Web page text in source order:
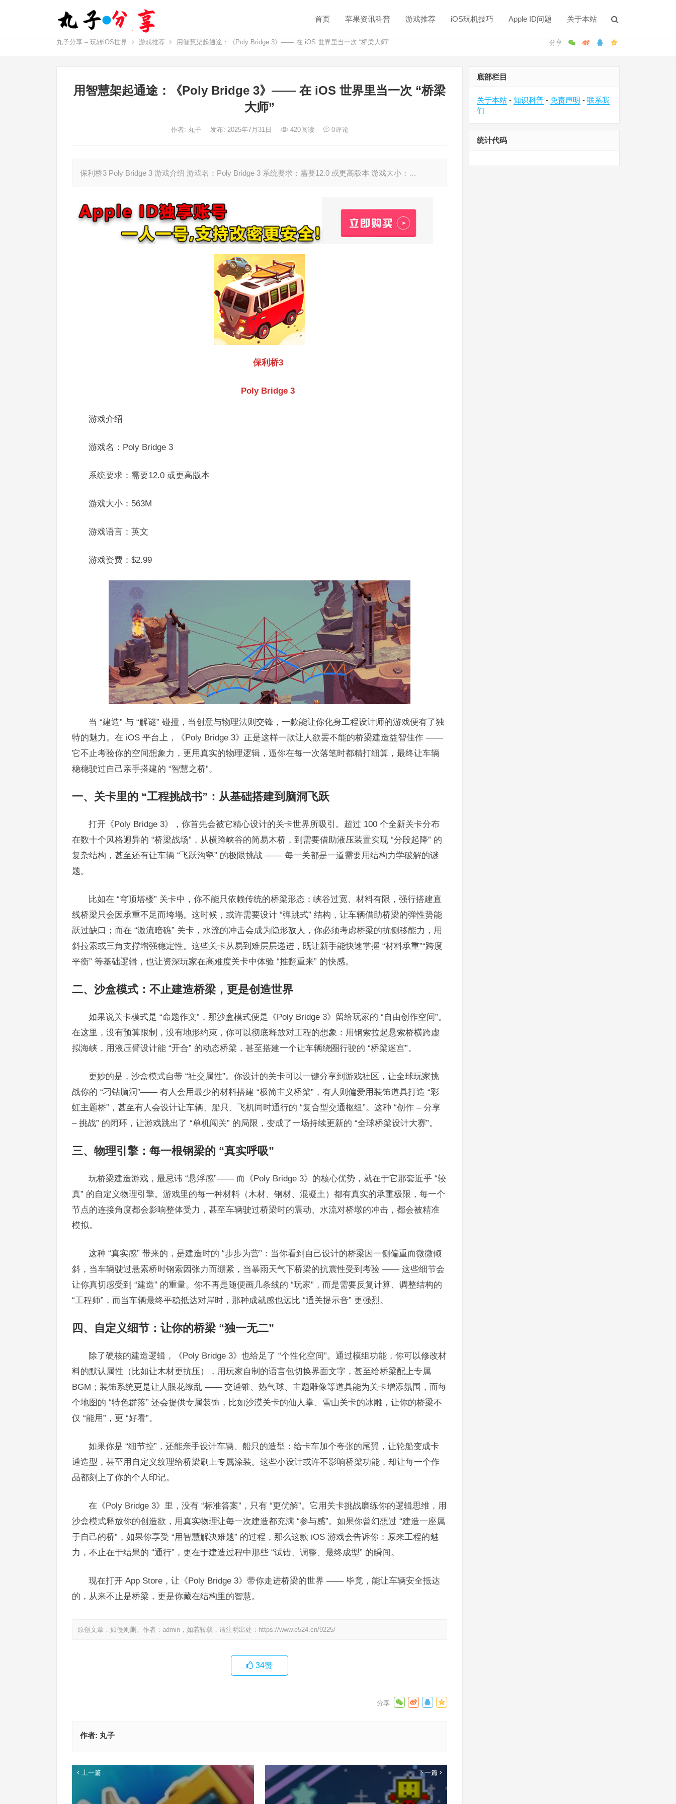
首页 苹果资讯科普 游戏推荐 iOS玩机技巧 Apple ID问题 关于本站
丸子分享 – 玩转iOS世界 游戏推荐 用智慧架起通途：《Poly Bridge 3》—— 在 iOS 世界里当一次 “桥梁大师”
用智慧架起通途：《Poly Bridge 3》—— 在 iOS 世界里当一次 “桥梁
大师”
作者: 丸子 发布: 2025年7月31日 420阅读 0评论
保利桥3 Poly Bridge 3 游戏介绍 游戏名：Poly Bridge 3 系统要求：需要12.0 或更高版本 游戏大小：…
保利桥3
Poly Bridge 3
游戏介绍
游戏名：Poly Bridge 3
系统要求：需要12.0 或更高版本
游戏大小：563M
游戏语言：英文
游戏资费：$2.99
当 “建造” 与 “解谜” 碰撞，当创意与物理法则交锋，一款能让你化身工程设计师的游戏便有了独
特的魅力。在 iOS 平台上，《Poly Bridge 3》正是这样一款让人欲罢不能的桥梁建造益智佳作 ——
它不止考验你的空间想象力，更用真实的物理逻辑，逼你在每一次落笔时都精打细算，最终让车辆
稳稳驶过自己亲手搭建的 “智慧之桥”。
一、关卡里的 “工程挑战书”：从基础搭建到脑洞飞跃
打开《Poly Bridge 3》，你首先会被它精心设计的关卡世界所吸引。超过 100 个全新关卡分布
在数十个风格迥异的 “桥梁战场”，从横跨峡谷的简易木桥，到需要借助液压装置实现 “分段起降” 的
复杂结构，甚至还有让车辆 “飞跃沟壑” 的极限挑战 —— 每一关都是一道需要用结构力学破解的谜
题。
比如在 “穹顶塔楼” 关卡中，你不能只依赖传统的桥梁形态：峡谷过宽、材料有限，强行搭建直
线桥梁只会因承重不足而垮塌。这时候，或许需要设计 “弹跳式” 结构，让车辆借助桥梁的弹性势能
跃过缺口；而在 “激流暗礁” 关卡，水流的冲击会成为隐形敌人，你必须考虑桥梁的抗侧移能力，用
斜拉索或三角支撑增强稳定性。这些关卡从易到难层层递进，既让新手能快速掌握 “材料承重”“跨度
平衡” 等基础逻辑，也让资深玩家在高难度关卡中体验 “推翻重来” 的快感。
二、沙盒模式：不止建造桥梁，更是创造世界
如果说关卡模式是 “命题作文”，那沙盒模式便是《Poly Bridge 3》留给玩家的 “自由创作空间”。
在这里，没有预算限制，没有地形约束，你可以彻底释放对工程的想象：用钢索拉起悬索桥横跨虚
拟海峡，用液压臂设计能 “开合” 的动态桥梁，甚至搭建一个让车辆绕圈行驶的 “桥梁迷宫”。
更妙的是，沙盒模式自带 “社交属性”。你设计的关卡可以一键分享到游戏社区，让全球玩家挑
战你的 “刁钻脑洞”—— 有人会用最少的材料搭建 “极简主义桥梁”，有人则偏爱用装饰道具打造 “彩
虹主题桥”，甚至有人会设计让车辆、船只、飞机同时通行的 “复合型交通枢纽”。这种 “创作 – 分享
– 挑战” 的闭环，让游戏跳出了 “单机闯关” 的局限，变成了一场持续更新的 “全球桥梁设计大赛”。
三、物理引擎：每一根钢梁的 “真实呼吸”
玩桥梁建造游戏，最忌讳 “悬浮感”—— 而《Poly Bridge 3》的核心优势，就在于它那套近乎 “较
真” 的自定义物理引擎。游戏里的每一种材料（木材、钢材、混凝土）都有真实的承重极限，每一个
节点的连接角度都会影响整体受力，甚至车辆驶过桥梁时的震动、水流对桥墩的冲击，都会被精准
模拟。
这种 “真实感” 带来的，是建造时的 “步步为营”：当你看到自己设计的桥梁因一侧偏重而微微倾
斜，当车辆驶过悬索桥时钢索因张力而绷紧，当暴雨天气下桥梁的抗震性受到考验 —— 这些细节会
让你真切感受到 “建造” 的重量。你不再是随便画几条线的 “玩家”，而是需要反复计算、调整结构的
“工程师”，而当车辆最终平稳抵达对岸时，那种成就感也远比 “通关提示音” 更强烈。
四、自定义细节：让你的桥梁 “独一无二”
除了硬核的建造逻辑，《Poly Bridge 3》也给足了 “个性化空间”。通过模组功能，你可以修改材
料的默认属性（比如让木材更抗压），用玩家自制的语言包切换界面文字，甚至给桥梁配上专属
BGM；装饰系统更是让人眼花缭乱 —— 交通锥、热气球、主题雕像等道具能为关卡增添氛围，而每
个地图的 “特色群落” 还会提供专属装饰，比如沙漠关卡的仙人掌、雪山关卡的冰雕，让你的桥梁不
仅 “能用”，更 “好看”。
如果你是 “细节控”，还能亲手设计车辆、船只的造型：给卡车加个夸张的尾翼，让轮船变成卡
通造型，甚至用自定义纹理给桥梁刷上专属涂装。这些小设计或许不影响桥梁功能，却让每一个作
品都刻上了你的个人印记。
在《Poly Bridge 3》里，没有 “标准答案”，只有 “更优解”。它用关卡挑战磨练你的逻辑思维，用
沙盒模式释放你的创造欲，用真实物理让每一次建造都充满 “参与感”。如果你曾幻想过 “建造一座属
于自己的桥”，如果你享受 “用智慧解决难题” 的过程，那么这款 iOS 游戏会告诉你：原来工程的魅
力，不止在于结果的 “通行”，更在于建造过程中那些 “试错、调整、最终成型” 的瞬间。
现在打开 App Store，让《Poly Bridge 3》带你走进桥梁的世界 —— 毕竟，能让车辆安全抵达
的，从来不止是桥梁，更是你藏在结构里的智慧。
原创文章，如侵则删。作者：admin，如若转载，请注明出处： https://www.e524.cn/9225/
34赞
作者: 丸子
上一篇 下一篇
底部栏目
关于本站 - 知识科普 - 免责声明 - 联系我
们
统计代码